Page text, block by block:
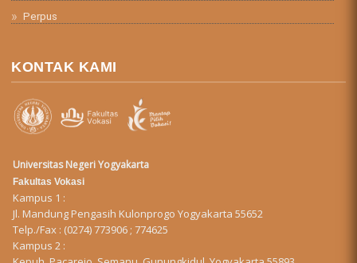
Perpus
KONTAK KAMI
Universitas Negeri Yogyakarta
Fakultas Vokasi
Kampus 1 :
Jl. Mandung Pengasih Kulonprogo Yogyakarta 55652
Telp./Fax : (0274) 773906 ; 774625
Kampus 2 :